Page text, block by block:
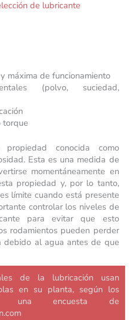
de lubricante
máxima de funcionamiento
(polvo, suciedad,
torque
conocida como
Esta es una medida de
momentáneamente en
propiedad y, por lo tanto,
límite cuando está presente
controlar los niveles de
para evitar que esto
rodamientos pueden perder
al agua antes de que
de la lubricación usan
en su planta, según los
una encuesta de